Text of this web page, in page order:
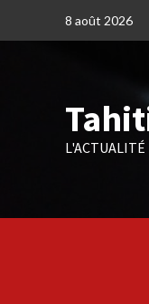
8 août 2026
L'ACTUALITÉ